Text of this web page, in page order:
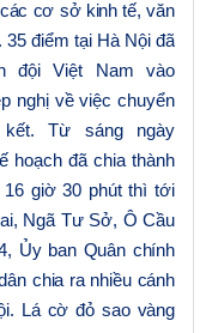
cơ sở kinh tế, văn
. 35 điểm tại Hà Nội đã
đội Việt Nam vào
nghị về việc chuyển
Từ sáng ngày
hoạch đã chia thành
16 giờ 30 phút thì tới
Ngã Tư Sở, Ô Cầu
Ủy ban Quân chính
chia ra nhiều cánh
Lá cờ đỏ sao vàng